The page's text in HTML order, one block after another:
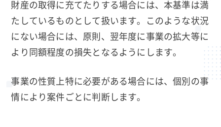
財産の取得に充てたりする場合には、本基準は満
たしているものとして扱います。このような状況
にない場合には、原則、翌年度に事業の拡大等に
より同額程度の損失となるようにします。
事業の性質上特に必要がある場合には、個別の事
情により案件ごとに判断します。